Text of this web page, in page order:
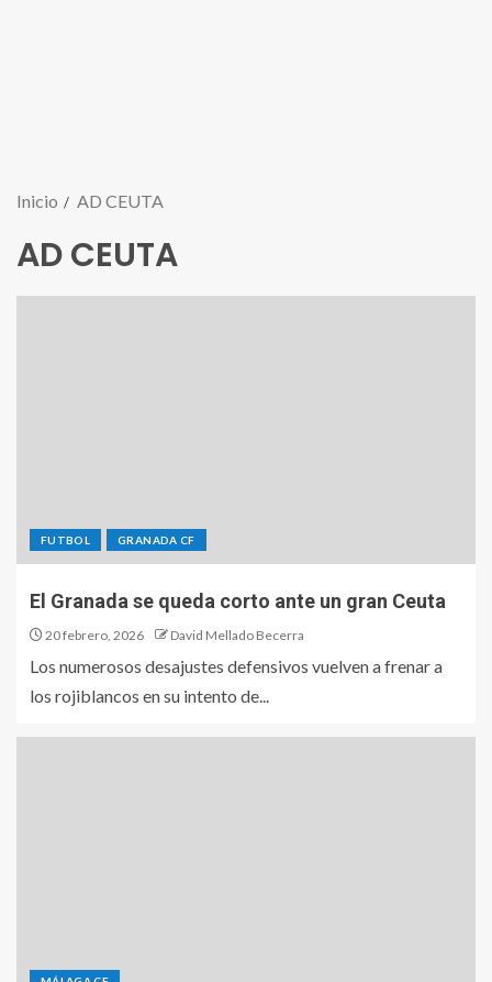
Inicio AD CEUTA
AD CEUTA
FUTBOL GRANADA CF
El Granada se queda corto ante un gran Ceuta
20 febrero, 2026 David Mellado Becerra
Los numerosos desajustes defensivos vuelven a frenar a
los rojiblancos en su intento de...